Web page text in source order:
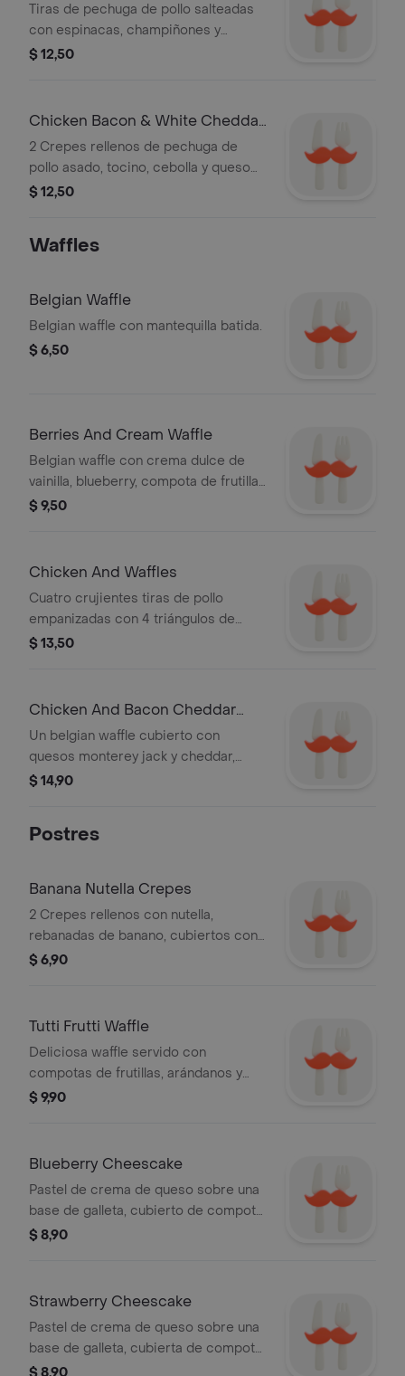
Tiras de pechuga de pollo salteadas
con espinacas, champiñones y
cebollas. todo envuelto en dos crepes
$ 12,50
Chicken Bacon & White Cheddar
Crepes
2 Crepes rellenos de pechuga de
pollo asado, tocino, cebolla y queso
cheddar blanco, cubierto con salsa
$ 12,50
Waffles
Belgian Waffle
Belgian waffle con mantequilla batida.
$ 6,50
Berries And Cream Waffle
Belgian waffle con crema dulce de
vainilla, blueberry, compota de frutillas
y azúcar glas.
$ 9,50
Chicken And Waffles
Cuatro crujientes tiras de pollo
empanizadas con 4 triángulos de
waffles en mantequilla batida y
$ 13,50
Chicken And Bacon Cheddar
Waffles
Un belgian waffle cubierto con
quesos monterey jack y cheddar,
crujiente tiras de pechuga de pollo,
$ 14,90
Postres
Banana Nutella Crepes
2 Crepes rellenos con nutella,
rebanadas de banano, cubiertos con
frutillas, azúcar glas y crema batida.
$ 6,90
Tutti Frutti Waffle
Deliciosa waffle servido con
compotas de frutillas, arándanos y
frutas frescas, acompañados de
$ 9,90
Blueberry Cheescake
Pastel de crema de queso sobre una
base de galleta, cubierto de compota
de blueberry.
$ 8,90
Strawberry Cheescake
Pastel de crema de queso sobre una
base de galleta, cubierta de compota
frutilla.